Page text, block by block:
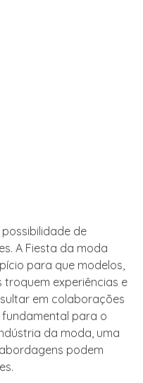
de
A Fiesta da moda
para que modelos,
experiências e
em colaborações
para o
da moda, uma
podem